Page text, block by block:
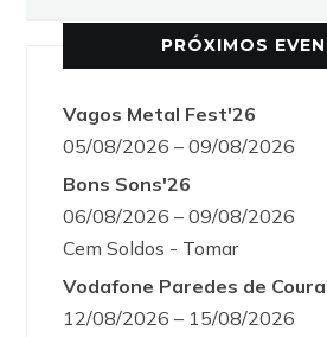
PRÓXIMOS
Vagos Metal Fest'26
05/08/2026 – 09/08/2026
Bons Sons'26
06/08/2026 – 09/08/2026
Cem Soldos - Tomar
Vodafone Paredes de
12/08/2026 – 15/08/2026